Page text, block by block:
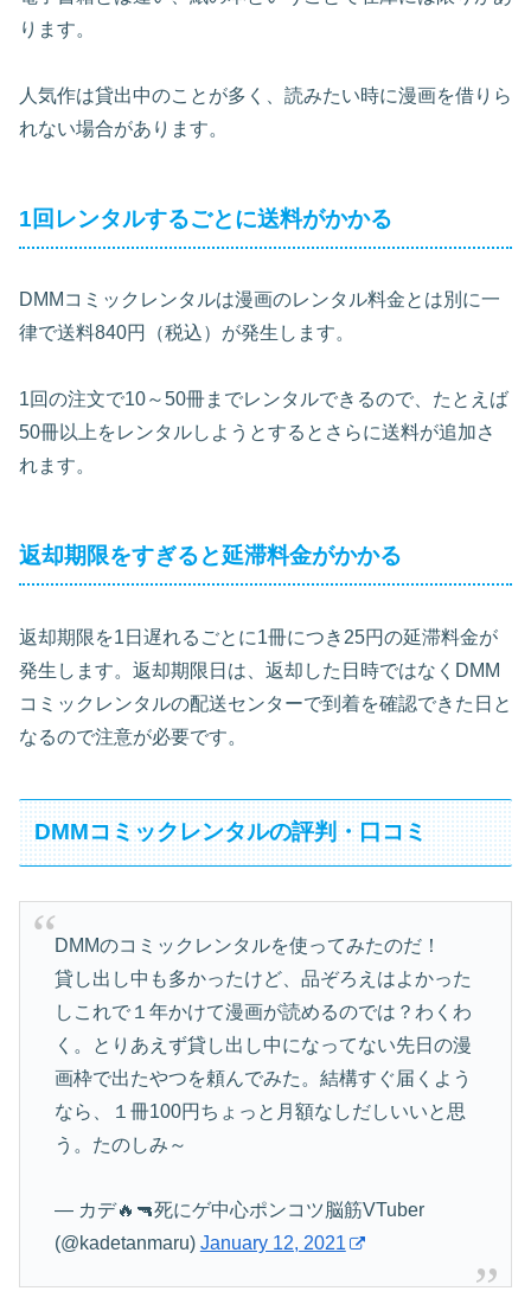
ります。
人気作は貸出中のことが多く、読みたい時に漫画を借りら
れない場合があります。
1回レンタルするごとに送料がかかる
DMMコミックレンタルは漫画のレンタル料金とは別に一
律で送料840円（税込）が発生します。
1回の注文で10～50冊までレンタルできるので、たとえば
50冊以上をレンタルしようとするとさらに送料が追加さ
れます。
返却期限をすぎると延滞料金がかかる
返却期限を1日遅れるごとに1冊につき25円の延滞料金が
発生します。返却期限日は、返却した日時ではなくDMM
コミックレンタルの配送センターで到着を確認できた日と
なるので注意が必要です。
DMMコミックレンタルの評判・口コミ
DMMのコミックレンタルを使ってみたのだ！
貸し出し中も多かったけど、品ぞろえはよかった
しこれで１年かけて漫画が読めるのでは？わくわ
く。とりあえず貸し出し中になってない先日の漫
画枠で出たやつを頼んでみた。結構すぐ届くよう
なら、１冊100円ちょっと月額なしだしいいと思
う。たのしみ～
— カデ🔥🔫死にゲ中心ポンコツ脳筋VTuber
(@kadetanmaru) January 12, 2021